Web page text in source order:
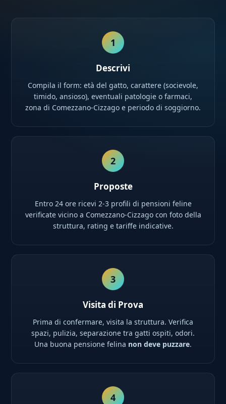
1
Descrivi
Compila il form: età del gatto, carattere (socievole,
timido, ansioso), eventuali patologie o farmaci,
zona di Comezzano-Cizzago e periodo di soggiorno.
2
Proposte
Entro 24 ore ricevi 2-3 profili di pensioni feline
verificate vicino a Comezzano-Cizzago con foto della
struttura, rating e tariffe indicative.
3
Visita di Prova
Prima di confermare, visita la struttura. Verifica
spazi, pulizia, separazione tra gatti ospiti, odori.
Una buona pensione felina non deve puzzare.
4